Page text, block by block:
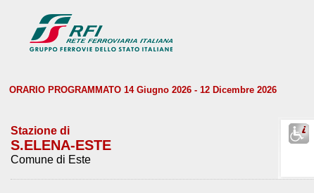
ORARIO PROGRAMMATO 14 Giugno 2026 - 12 Dicembre 2026
Stazione di
S.ELENA-ESTE
Comune di Este